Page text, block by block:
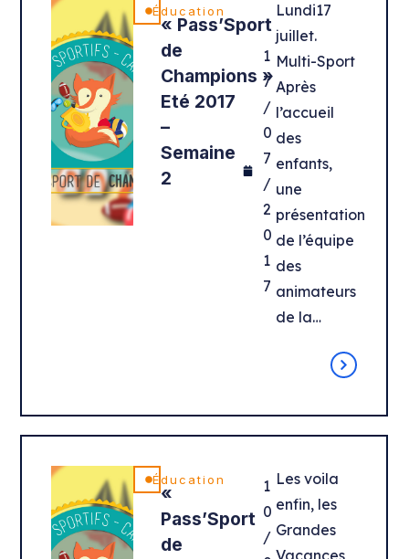
Éducation
« Pass’Sport
de
Champions »
Eté 2017
–
Semaine
2
1
7
/
0
7
/
2
0
1
7
Lundi17
juillet.
Multi-Sport
Après
l’accueil
des
enfants,
une
présentation
de l’équipe
des
animateurs
de la…
Éducation
«
Pass’Sport
de
1
0
/
Les voila
enfin, les
Grandes
Vacances